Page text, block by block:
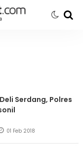
Serdang, Polres
01 Feb 2018